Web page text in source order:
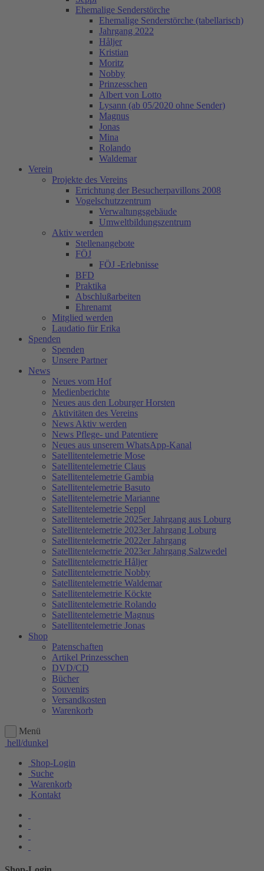
Ehemalige Senderstörche
Ehemalige Senderstörche (tabellarisch)
Jahrgang 2022
Håljer
Kristian
Moritz
Nobby
Prinzesschen
Albert von Lotto
Lysann (ab 05/2020 ohne Sender)
Magnus
Jonas
Mina
Rolando
Waldemar
Verein
Projekte des Vereins
Errichtung der Besucherpavillons 2008
Vogelschutzzentrum
Verwaltungsgebäude
Umweltbildungszentrum
Aktiv werden
Stellenangebote
FÖJ
FÖJ -Erlebnisse
BFD
Praktika
Abschlußarbeiten
Ehrenamt
Mitglied werden
Laudatio für Erika
Spenden
Spenden
Unsere Partner
News
Neues vom Hof
Medienberichte
Neues aus den Loburger Horsten
Aktivitäten des Vereins
News Aktiv werden
News Pflege- und Patentiere
Neues aus unserem WhatsApp-Kanal
Satellitentelemetrie Mose
Satellitentelemetrie Claus
Satellitentelemetrie Gambia
Satellitentelemetrie Basuto
Satellitentelemetrie Marianne
Satellitentelemetrie Seppl
Satellitentelemetrie 2025er Jahrgang aus Loburg
Satellitentelemetrie 2023er Jahrgang Loburg
Satellitentelemetrie 2022er Jahrgang
Satellitentelemetrie 2023er Jahrgang Salzwedel
Satellitentelemetrie Håljer
Satellitentelemetrie Nobby
Satellitentelemetrie Waldemar
Satellitentelemetrie Köckte
Satellitentelemetrie Rolando
Satellitentelemetrie Magnus
Satellitentelemetrie Jonas
Shop
Patenschaften
Artikel Prinzesschen
DVD/CD
Bücher
Souvenirs
Versandkosten
Warenkorb
Menü
hell/dunkel
Shop-Login
Suche
Warenkorb
Kontakt